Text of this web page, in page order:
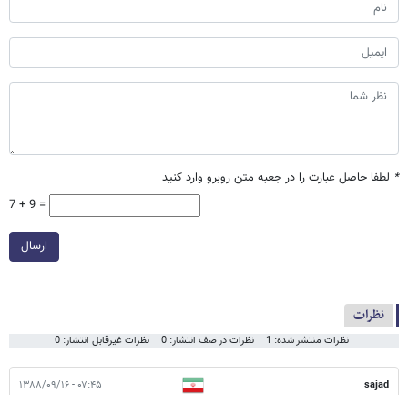
* لطفا حاصل عبارت را در جعبه متن روبرو وارد کنید
7 + 9 =
ارسال
نظرات
نظرات منتشر شده: 1 نظرات در صف انتشار: 0 نظرات غیرقابل انتشار: 0
sajad ۰۷:۴۵ - ۱۳۸۸/۰۹/۱۶